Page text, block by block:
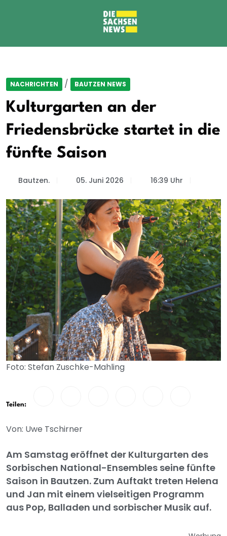
NACHRICHTEN / BAUTZEN NEWS
Kulturgarten an der
Friedensbrücke startet in die
fünfte Saison
Bautzen. 05. Juni 2026 16:39 Uhr
Foto: Stefan Zuschke-Mahling
Teilen:
Von: Uwe Tschirner
Am Samstag eröffnet der Kulturgarten des
Sorbischen National-Ensembles seine fünfte
Saison in Bautzen. Zum Auftakt treten Helena
und Jan mit einem vielseitigen Programm
aus Pop, Balladen und sorbischer Musik auf.